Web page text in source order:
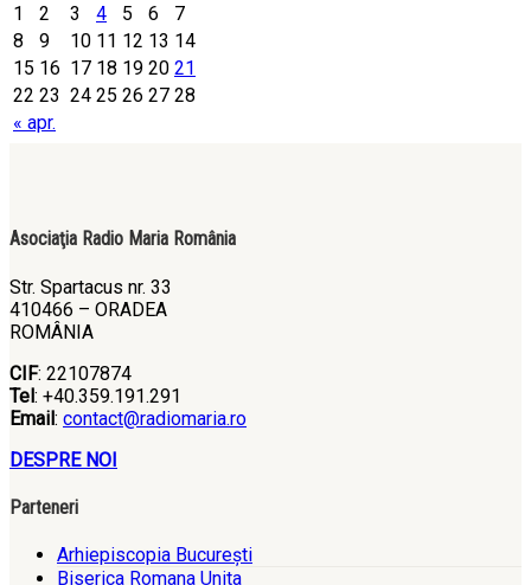
« apr.
1 2 3 4 5 6
7
8
9 10 11 12 13 14
15 16 17 18 19 20 21
22 23 24 25 26 27 28
Asociaţia Radio Maria România
Str. Spartacus nr. 33
410466 – ORADEA
ROMÂNIA
CIF: 22107874
Tel: +40.359.191.291
Email: contact@radiomaria.ro
DESPRE NOI
Parteneri
Arhiepiscopia Bucureşti
Biserica Romana Unita